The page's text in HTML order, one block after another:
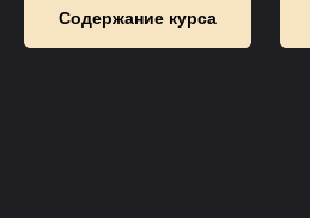
Содержание курса